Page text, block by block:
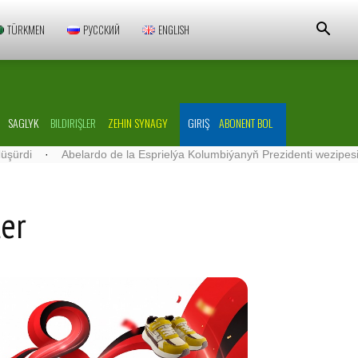
TÜRKMEN РУССКИЙ ENGLISH
SAGLYK BILDIRIŞLER ZEHIN SYNAGY GIRIŞ ABONENT BOL
Abelardo de la Esprielýa Kolumbiýanyň Prezidenti wezipesine girişdi